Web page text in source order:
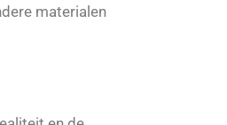
materialen